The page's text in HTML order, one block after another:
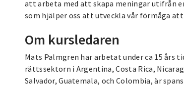
att arbeta med att skapa meningar utifrån
som hjälper oss att utveckla vår förmåga
Om kursledaren
Mats Palmgren har arbetat under ca 15 års
rättssektorn i Argentina, Costa Rica,
Salvador, Guatemala, och Colombia, är